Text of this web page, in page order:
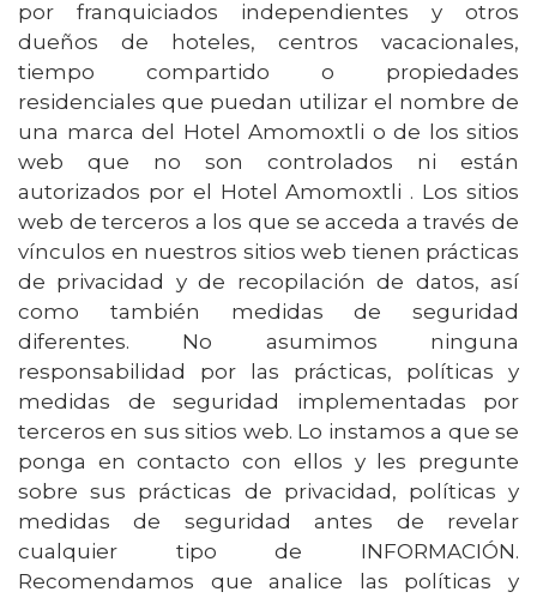
por franquiciados independientes y otros
dueños de hoteles, centros vacacionales,
tiempo compartido o propiedades
residenciales que puedan utilizar el nombre de
una marca del Hotel Amomoxtli o de los sitios
web que no son controlados ni están
autorizados por el Hotel Amomoxtli . Los sitios
web de terceros a los que se acceda a través de
vínculos en nuestros sitios web tienen prácticas
de privacidad y de recopilación de datos, así
como también medidas de seguridad
diferentes. No asumimos ninguna
responsabilidad por las prácticas, políticas y
medidas de seguridad implementadas por
terceros en sus sitios web. Lo instamos a que se
ponga en contacto con ellos y les pregunte
sobre sus prácticas de privacidad, políticas y
medidas de seguridad antes de revelar
cualquier tipo de INFORMACIÓN.
Recomendamos que analice las políticas y